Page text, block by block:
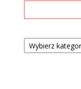
Kategorie